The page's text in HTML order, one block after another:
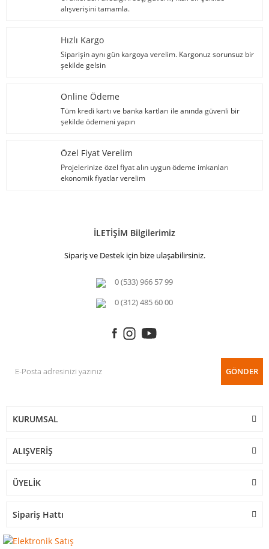
alışverişini tamamla.
Hızlı Kargo
Siparişin aynı gün kargoya verelim. Kargonuz sorunsuz bir
şekilde gelsin
Online Ödeme
Tüm kredi kartı ve banka kartları ile anında güvenli bir
şekilde ödemeni yapın
Özel Fiyat Verelim
Projelerinize özel fiyat alın uygun ödeme imkanları
ekonomik fiyatlar verelim
İLETİŞİM Bilgilerimiz
Sipariş ve Destek için bize ulaşabilirsiniz.
0 (533) 966 57 99
0 (312) 485 60 00
GÖNDER
KURUMSAL
ALIŞVERİŞ
ÜYELİK
Sipariş Hattı